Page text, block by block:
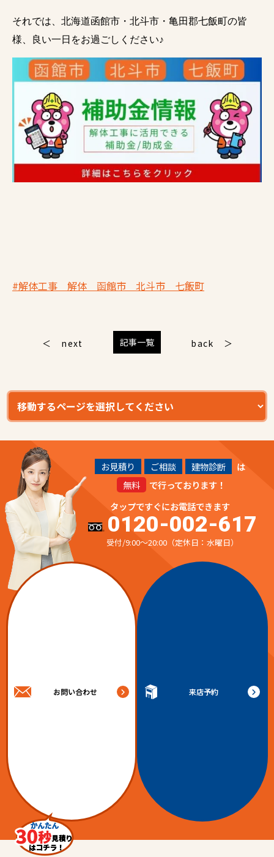
それでは、北海道函館市・北斗市・亀田郡七飯町の皆
様、良い一日をお過ごしください♪
#解体工事 解体 函館市 北斗市 七飯町
next 記事一覧 back
お見積り ご相談 建物診断
は
無料
で行っております！
タップですぐにお電話できます
0120-002-617
受付/9:00～20:00（定休日：水曜日）
お問い合わせ 来店予約